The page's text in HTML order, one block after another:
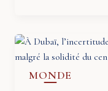
MONDE